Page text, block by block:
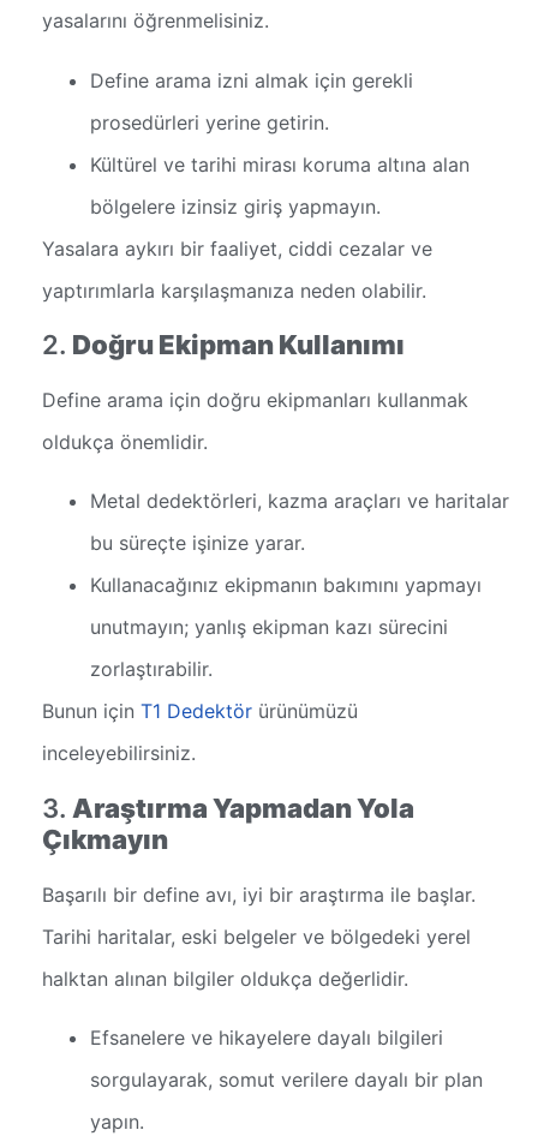
yasalarını öğrenmelisiniz.
Define arama izni almak için gerekli
prosedürleri yerine getirin.
Kültürel ve tarihi mirası koruma altına alan
bölgelere izinsiz giriş yapmayın.
Yasalara aykırı bir faaliyet, ciddi cezalar ve
yaptırımlarla karşılaşmanıza neden olabilir.
2. Doğru Ekipman Kullanımı
Define arama için doğru ekipmanları kullanmak
oldukça önemlidir.
Metal dedektörleri, kazma araçları ve haritalar
bu süreçte işinize yarar.
Kullanacağınız ekipmanın bakımını yapmayı
unutmayın; yanlış ekipman kazı sürecini
zorlaştırabilir.
Bunun için T1 Dedektör ürünümüzü
inceleyebilirsiniz.
3. Araştırma Yapmadan Yola
Çıkmayın
Başarılı bir define avı, iyi bir araştırma ile başlar.
Tarihi haritalar, eski belgeler ve bölgedeki yerel
halktan alınan bilgiler oldukça değerlidir.
Efsanelere ve hikayelere dayalı bilgileri
sorgulayarak, somut verilere dayalı bir plan
yapın.